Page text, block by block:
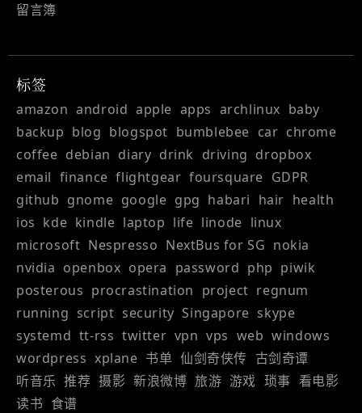
留言簿
标签
amazon android apple apps archlinux baby
backup blog blogspot bumblebee car chrome
coffee debian diary drink driving dropbox
email finance flightgear foursquare GDPR
github gnome google gpg habari hair health
ios kde kindle laptop life linode linux
microsoft Nespresso NextBus for SG nokia
nvidia openbox opera password php piwik
posterous procrastination project regnum
running script security Singapore skype
systemd tt-rss twitter vpn vps web windows
wordpress xplane 书单 仙剑奇侠传 古剑奇谭
听音乐 推荐 摄影 新浪微博 旅游 游戏 琐事 看电影
读书 食谱